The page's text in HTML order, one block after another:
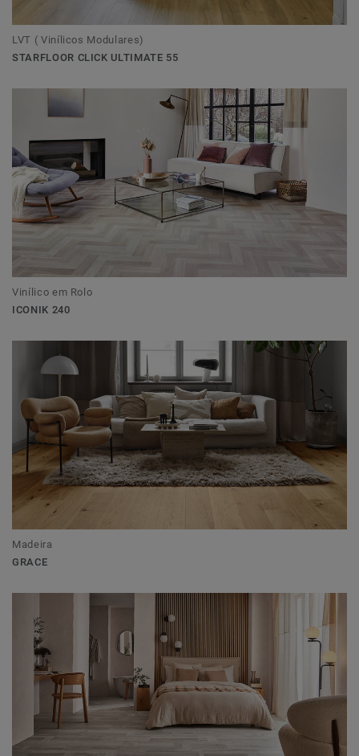
LVT ( Vinílicos Modulares)
STARFLOOR CLICK ULTIMATE 55
Vinílico em Rolo
ICONIK 240
Madeira
GRACE